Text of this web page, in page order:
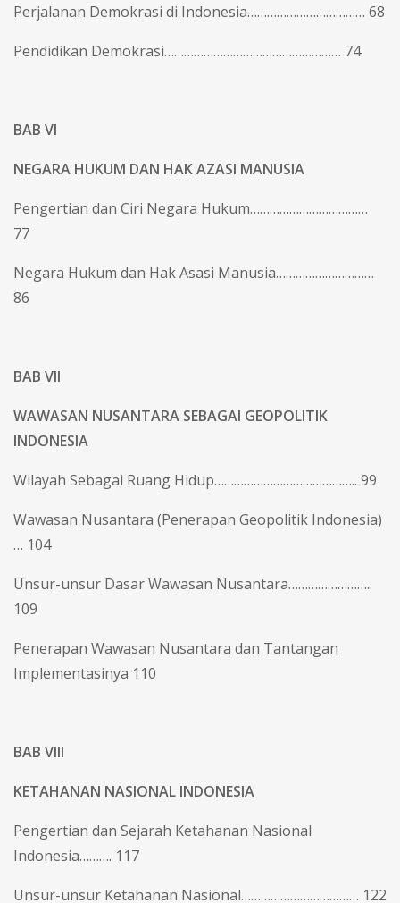
Perjalanan Demokrasi di Indonesia……………………………… 68
Pendidikan Demokrasi……………………………………………… 74
BAB VI
NEGARA HUKUM DAN HAK AZASI MANUSIA
Pengertian dan Ciri Negara Hukum………………………………
77
Negara Hukum dan Hak Asasi Manusia…………………………
86
BAB VII
WAWASAN NUSANTARA SEBAGAI GEOPOLITIK
INDONESIA
Wilayah Sebagai Ruang Hidup…………………………………….. 99
Wawasan Nusantara (Penerapan Geopolitik Indonesia)
… 104
Unsur-unsur Dasar Wawasan Nusantara……………………..
109
Penerapan Wawasan Nusantara dan Tantangan
Implementasinya 110
BAB VIII
KETAHANAN NASIONAL INDONESIA
Pengertian dan Sejarah Ketahanan Nasional
Indonesia………. 117
Unsur-unsur Ketahanan Nasional……………………………… 122